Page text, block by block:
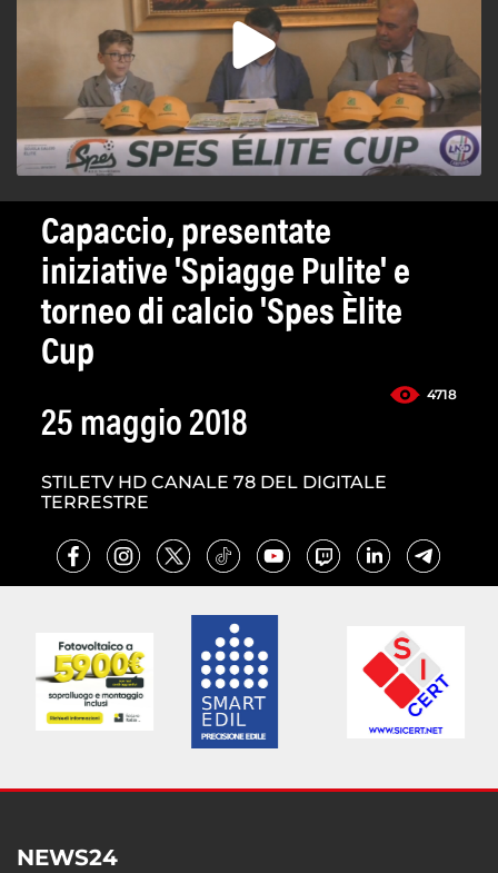
Capaccio, presentate
iniziative 'Spiagge Pulite' e
torneo di calcio 'Spes Èlite
Cup
4718
25 maggio 2018
STILETV HD CANALE 78 DEL DIGITALE
TERRESTRE
NEWS24